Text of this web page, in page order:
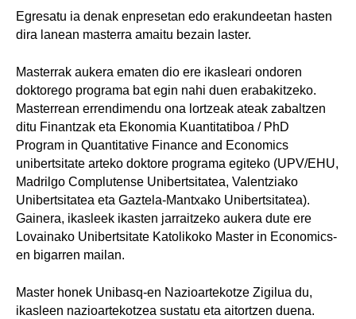
Egresatu ia denak enpresetan edo erakundeetan hasten
dira lanean masterra amaitu bezain laster.
Masterrak aukera ematen dio ere ikasleari ondoren
doktorego programa bat egin nahi duen erabakitzeko.
Masterrean errendimendu ona lortzeak ateak zabaltzen
ditu Finantzak eta Ekonomia Kuantitatiboa / PhD
Program in Quantitative Finance and Economics
unibertsitate arteko doktore programa egiteko (UPV/EHU,
Madrilgo Complutense Unibertsitatea, Valentziako
Unibertsitatea eta Gaztela-Mantxako Unibertsitatea).
Gainera, ikasleek ikasten jarraitzeko aukera dute ere
Lovainako Unibertsitate Katolikoko Master in Economics-
en bigarren mailan.
Master honek Unibasq-en Nazioartekotze Zigilua du,
ikasleen nazioartekotzea sustatu eta aitortzen duena.